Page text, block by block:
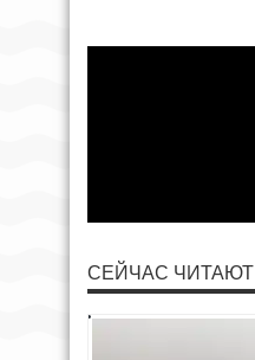
СЕЙЧАС ЧИТАЮТ